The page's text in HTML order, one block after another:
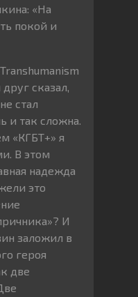
«На
покой и
сказал,
стал
и так сложна.
«КГБТ+» я
В этом
надежда
это
И
заложил в
героя
две